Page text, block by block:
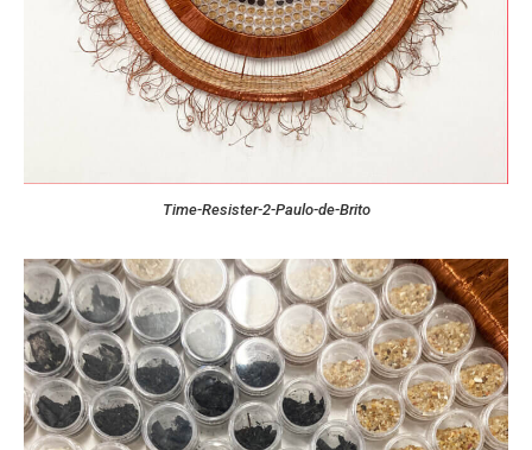
Time-Resister-2-Paulo-de-Brito